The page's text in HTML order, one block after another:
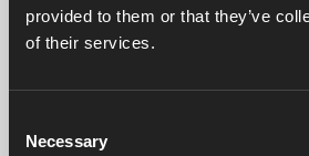
provided to them or that they’ve
of their services.
Selection
Necessary